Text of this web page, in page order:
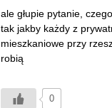
ale głupie pytanie,
tak jakby każdy z
mieszkaniowe przy
robią
0